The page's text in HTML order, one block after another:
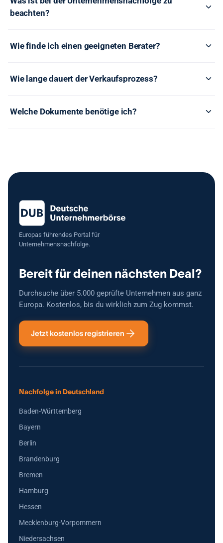
beachten?
Wie finde ich einen geeigneten Berater?
Wie lange dauert der Verkaufsprozess?
Welche Dokumente benötige ich?
Europas führendes Portal für
Unternehmensnachfolge.
Bereit für deinen nächsten Deal?
Durchsuche über 5.000 geprüfte Unternehmen aus ganz
Europa. Kostenlos, bis du wirklich zum Zug kommst.
Jetzt kostenlos registrieren
Nachfolge in Deutschland
Baden-Württemberg
Bayern
Berlin
Brandenburg
Bremen
Hamburg
Hessen
Mecklenburg-Vorpommern
Niedersachsen